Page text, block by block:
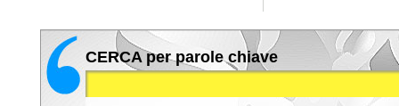
CERCA per parole chiave